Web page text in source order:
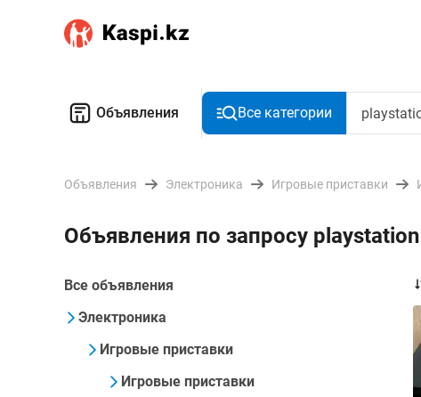
Объявления Все категории
Объявления Электроника Игровые приставки
Объявления по запросу
Все объявления
Электроника
Игровые приставки
Игровые приставки